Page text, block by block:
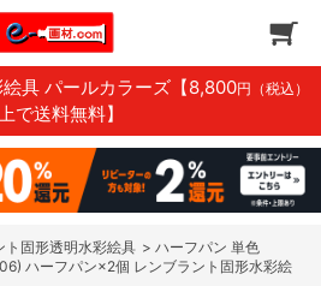
具 パールカラーズ 【8,800円（税込）
で送料無料】
ト固形透明水彩絵具 > ハーフパン 単色
ハーフパン×2個 レンブラント固形水彩絵